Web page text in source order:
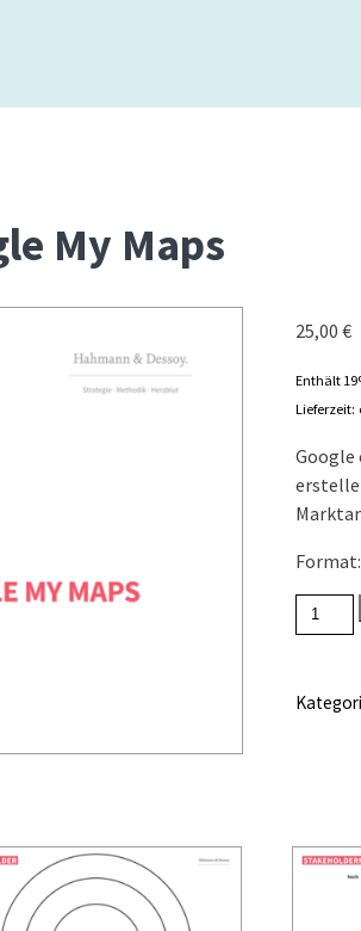
My Maps
25,00€
Enthält
Lieferzeit:
Google
mit
Maps